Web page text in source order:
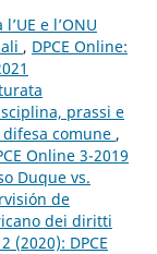
e l’ONU
, DPCE Online:
prassi e
comune ,
Online 3-2019
Duque vs.
de
dei diritti
(2020): DPCE